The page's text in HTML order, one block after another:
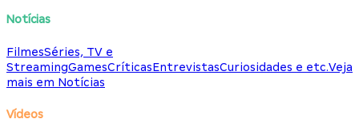
Notícias
FilmesSéries, TV e
StreamingGamesCríticasEntrevistasCuriosidades e etc.Veja
mais em Notícias
Vídeos